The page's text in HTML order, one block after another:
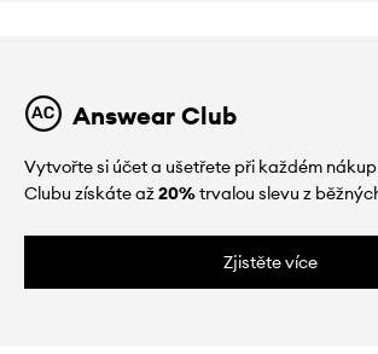
Answear Club
Vytvořte si účet a ušetřete při každém
Clubu získáte až20%trvalou slevu z
Zjistěte více